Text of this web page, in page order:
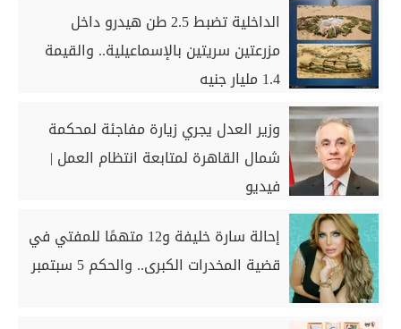
الداخلية تضبط 2.5 طن هيدرو داخل
مزرعتين سريتين بالإسماعيلية.. والقيمة
1.4 مليار جنيه
وزير العدل يجري زيارة مفاجئة لمحكمة
شمال القاهرة لمتابعة انتظام العمل |
فيديو
إحالة سارة خليفة و12 متهمًا للمفتي في
قضية المخدرات الكبرى.. والحكم 5 سبتمبر